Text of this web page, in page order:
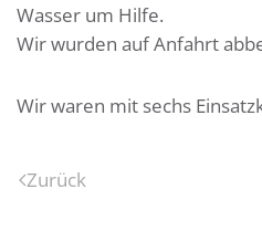
Wasser um Hilfe.
Wir wurden auf Anfahrt
Wir waren mit sechs
Zurück